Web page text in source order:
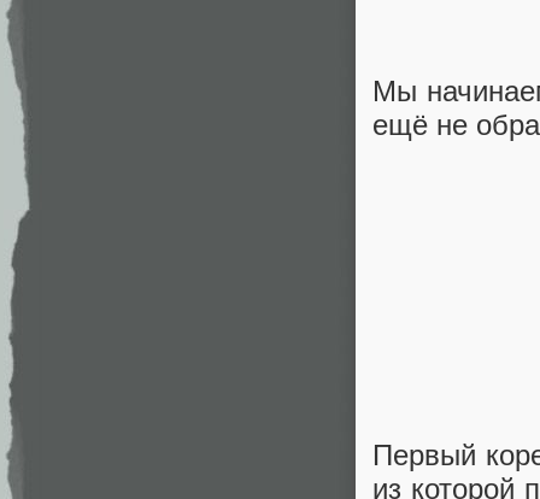
Мы
ещё не
Первый
из которой